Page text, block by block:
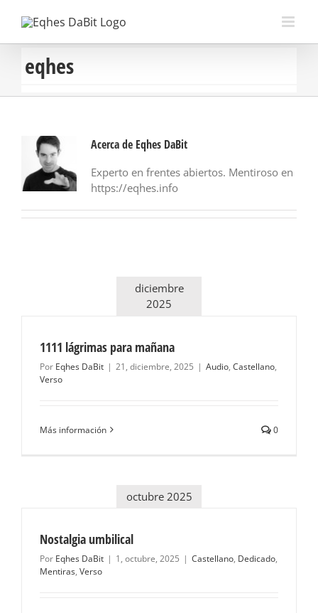
eqhes
Acerca de Eqhes DaBit
Experto en frentes abiertos. Mentiroso en
https://eqhes.info
diciembre
2025
1111 lágrimas para mañana
Por Eqhes DaBit | 21, diciembre, 2025 | Audio, Castellano,
Verso
Más información 0
octubre 2025
Nostalgia umbilical
Por Eqhes DaBit | 1, octubre, 2025 | Castellano, Dedicado,
Mentiras, Verso